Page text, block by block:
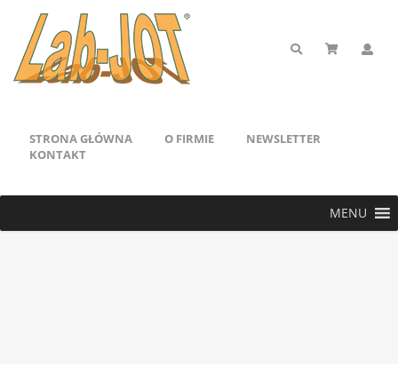
STRONA GŁÓWNA O FIRMIE
NEWSLETTER
KONTAKT
MENU